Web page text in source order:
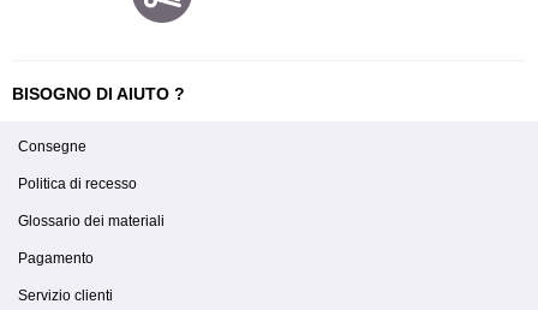
BISOGNO DI AIUTO ?
Consegne
Politica di recesso
Glossario dei materiali
Pagamento
Servizio clienti